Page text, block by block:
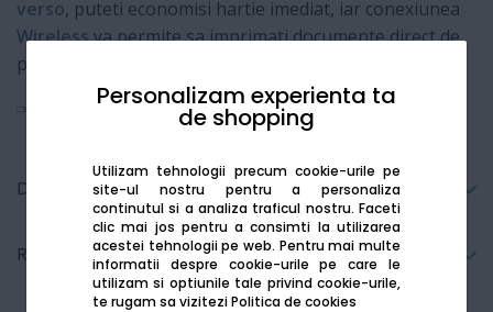
Personalizam experienta ta
de shopping
Utilizam tehnologii precum cookie-urile pe
site-ul nostru pentru a personaliza
continutul si a analiza traficul nostru. Faceti
clic mai jos pentru a consimti la utilizarea
acestei tehnologii pe web. Pentru mai multe
informatii despre cookie-urile pe care le
utilizam si optiunile tale privind cookie-urile,
te rugam sa viziteziPolitica de cookies
verso, puteti economisi hartie imediat, iar conexiunea
Wirelessva permite sa imprimati documente direct de
pe telefon, fara a avea nevoie de cabluri.
Vezi mai mult
Detalii tehnice
Recenzii